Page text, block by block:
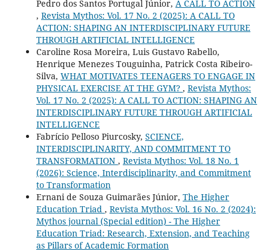
Pedro dos Santos Portugal Júnior, A CALL TO ACTION
, Revista Mythos: Vol. 17 No. 2 (2025): A CALL TO
ACTION: SHAPING AN INTERDISCIPLINARY FUTURE
THROUGH ARTIFICIAL INTELLIGENCE
Caroline Rosa Moreira, Luis Gustavo Rabello,
Henrique Menezes Touguinha, Patrick Costa Ribeiro-
Silva, WHAT MOTIVATES TEENAGERS TO ENGAGE IN
PHYSICAL EXERCISE AT THE GYM? , Revista Mythos:
Vol. 17 No. 2 (2025): A CALL TO ACTION: SHAPING AN
INTERDISCIPLINARY FUTURE THROUGH ARTIFICIAL
INTELLIGENCE
Fabrício Pelloso Piurcosky, SCIENCE,
INTERDISCIPLINARITY, AND COMMITMENT TO
TRANSFORMATION , Revista Mythos: Vol. 18 No. 1
(2026): Science, Interdisciplinarity, and Commitment
to Transformation
Ernani de Souza Guimarães Júnior, The Higher
Education Triad , Revista Mythos: Vol. 16 No. 2 (2024):
Mythos journal (Special edition) - The Higher
Education Triad: Research, Extension, and Teaching
as Pillars of Academic Formation